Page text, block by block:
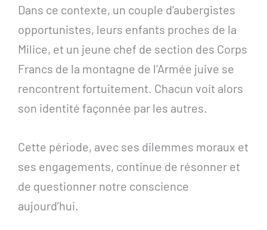
Dans ce contexte, un couple d’aubergistes
opportunistes, leurs enfants proches de la
Milice, et un jeune chef de section des Corps
Francs de la montagne de l’Armée juive se
rencontrent fortuitement. Chacun voit alors
son identité façonnée par les autres.
Cette période, avec ses dilemmes moraux et
ses engagements, continue de résonner et
de questionner notre conscience
aujourd’hui.